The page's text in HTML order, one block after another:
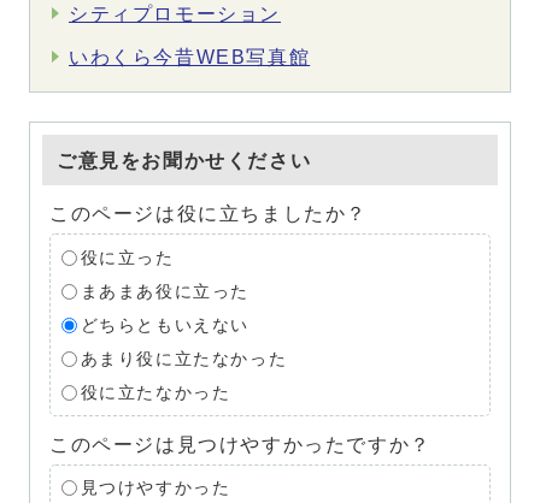
シティプロモーション
いわくら今昔WEB写真館
ご意見をお聞かせください
このページは役に立ちましたか？
役に立った
まあまあ役に立った
どちらともいえない
あまり役に立たなかった
役に立たなかった
このページは見つけやすかったですか？
見つけやすかった